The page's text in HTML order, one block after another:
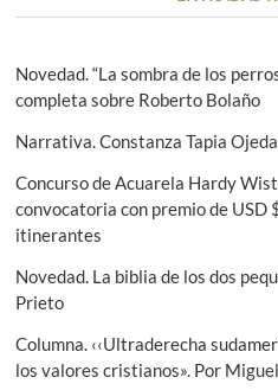
i
ó
n
d
e
e
n
t
r
a
e
i
o
:
i
u
i
n
Novedad. “La sombra de los
completa sobre Roberto Bolaño
Narrativa. Constanza Tapia Ojeda
Concurso de Acuarela Hardy
convocatoria con premio de USD
itinerantes
Novedad. La biblia de los dos
Prieto
Columna. ‹‹Ultraderecha
los valores cristianos». Por